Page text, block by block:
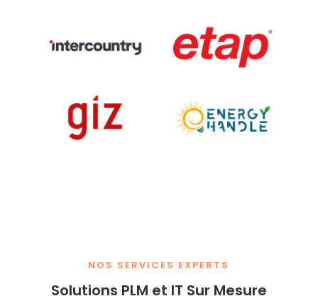
NOS SERVICES EXPERTS
Solutions PLM et IT Sur Mesure